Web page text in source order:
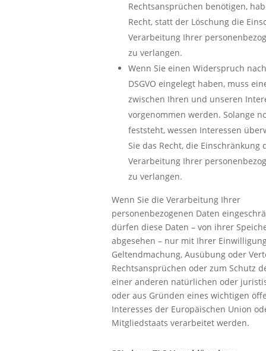
Rechtsansprüchen benötigen,
Recht, statt der Löschung die
Verarbeitung Ihrer
zu verlangen.
Wenn Sie einen Widerspruch
DSGVO eingelegt haben, muss
zwischen Ihren und unseren
vorgenommen werden. Solange
feststeht, wessen Interessen
Sie das Recht, die Einschränkung
Verarbeitung Ihrer
zu verlangen.
Wenn Sie die Verarbeitung Ihrer
personenbezogenen Daten
dürfen diese Daten – von ihrer
abgesehen – nur mit Ihrer
Geltendmachung, Ausübung oder
Rechtsansprüchen oder zum Schutz
einer anderen natürlichen oder
oder aus Gründen eines wichtigen
Interesses der Europäischen Union
Mitgliedstaats verarbeitet werden.